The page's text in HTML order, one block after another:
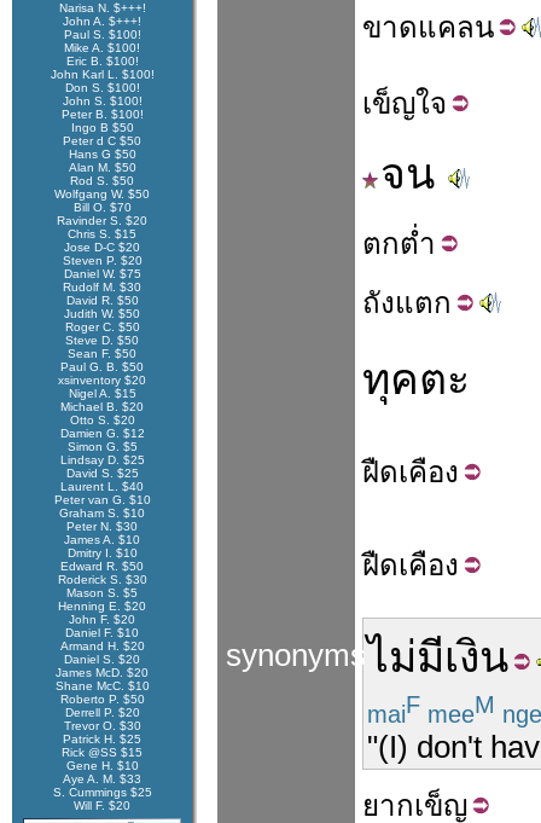
Narisa N. $+++!
John A. $+++!
Paul S. $100!
Mike A. $100!
Eric B. $100!
John Karl L. $100!
Don S. $100!
John S. $100!
Peter B. $100!
Ingo B $50
Peter d C $50
Hans G $50
Alan M. $50
Rod S. $50
Wolfgang W. $50
Bill O. $70
Ravinder S. $20
Chris S. $15
Jose D-C $20
Steven P. $20
Daniel W. $75
Rudolf M. $30
David R. $50
Judith W. $50
Roger C. $50
Steve D. $50
Sean F. $50
Paul G. B. $50
xsinventory $20
Nigel A. $15
Michael B. $20
Otto S. $20
Damien G. $12
Simon G. $5
Lindsay D. $25
David S. $25
Laurent L. $40
Peter van G. $10
Graham S. $10
Peter N. $30
James A. $10
Dmitry I. $10
Edward R. $50
Roderick S. $30
Mason S. $5
Henning E. $20
John F. $20
Daniel F. $10
Armand H. $20
Daniel S. $20
James McD. $20
Shane McC. $10
Roberto P. $50
Derrell P. $20
Trevor O. $30
Patrick H. $25
Rick @SS $15
Gene H. $10
Aye A. M. $33
S. Cummings $25
Will F. $20
synonyms
ขาดแคลน
เข็ญใจ
จน
ตกต่ำ
ถังแตก
ทุคตะ
ฝืดเคือง
ฝืดเคือง
ไม่มีเงิน
maiF meeM
"(I) don't
ยากเข็ญ